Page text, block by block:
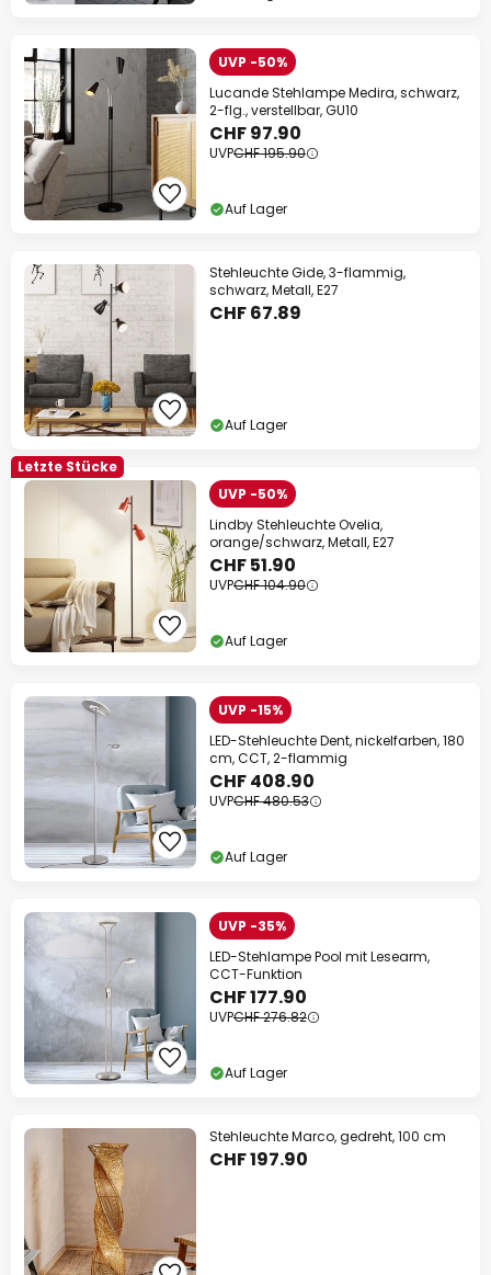
UVP -50%
Lucande Stehlampe Medira, schwarz,
2-flg., verstellbar, GU10
CHF 97.90
UVPCHF 195.90
Auf Lager
Stehleuchte Gide, 3-flammig,
schwarz, Metall, E27
CHF 67.89
Auf Lager
Letzte Stücke
UVP -50%
Lindby Stehleuchte Ovelia,
orange/schwarz, Metall, E27
CHF 51.90
UVPCHF 104.90
Auf Lager
UVP -15%
LED-Stehleuchte Dent, nickelfarben, 180
cm, CCT, 2-flammig
CHF 408.90
UVPCHF 480.53
Auf Lager
UVP -35%
LED-Stehlampe Pool mit Lesearm,
CCT-Funktion
CHF 177.90
UVPCHF 276.82
Auf Lager
Stehleuchte Marco, gedreht, 100 cm
CHF 197.90